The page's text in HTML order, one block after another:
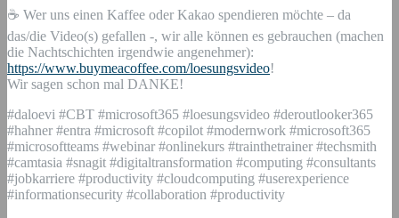
☕ Wer uns einen Kaffee oder Kakao spendieren möchte – da
das/die Video(s) gefallen -, wir alle können es gebrauchen (machen
die Nachtschichten irgendwie angenehmer):
https://www.buymeacoffee.com/loesungsvideo!
Wir sagen schon mal DANKE!
#daloevi #CBT #microsoft365 #loesungsvideo #deroutlooker365
#hahner #entra #microsoft #copilot #modernwork #microsoft365
#microsoftteams #webinar #onlinekurs #trainthetrainer #techsmith
#camtasia #snagit #digitaltransformation #computing #consultants
#jobkarriere #productivity #cloudcomputing #userexperience
#informationsecurity #collaboration #productivity